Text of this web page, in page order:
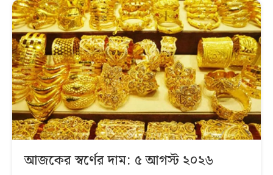
আজকের স্বর্ণের দাম: ৫ আগস্ট ২০২৬